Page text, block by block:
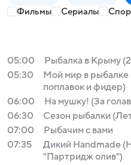
Фильмы Сериалы
05:00
Рыбалка в Крыму
05:30
Мой мир в рыбалке
поплавок и фидер)
06:00
На мушку! (За
06:30
Сезон рыбалки
07:00
Рыбачим с вами
07:35
Дикий Handmade
"Партридж олив")